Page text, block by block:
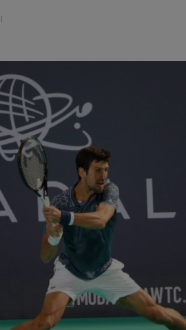
analizează dosarul lui Călin
pentru biodiversitate 2026-